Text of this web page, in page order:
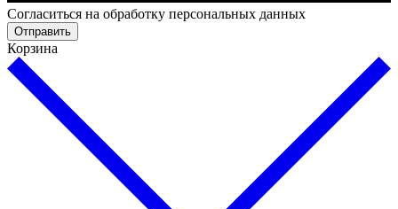
Cогласиться на обработку персональных данных
Отправить
Корзина